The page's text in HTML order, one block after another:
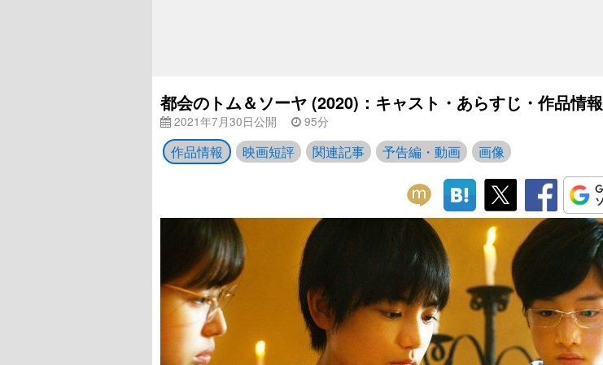
都会のトム＆ソーヤ (2020)：キャスト・あらすじ・作品情報
2021年7月30日公開 95分
作品情報 映画短評 関連記事 予告編・動画 画像